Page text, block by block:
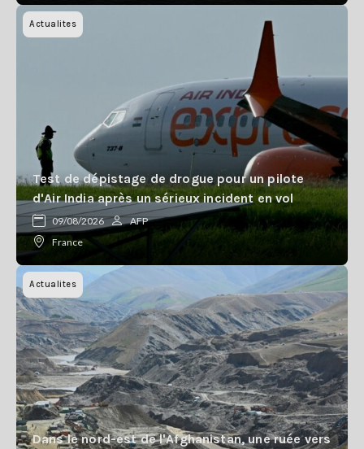
Actualites
Test de dépistage de drogue pour un pilote
d'Air India après un sérieux incident en vol
09/08/2026
AFP
France
Actualites
Dans le nord-est de l'Afghanistan, une ruée vers